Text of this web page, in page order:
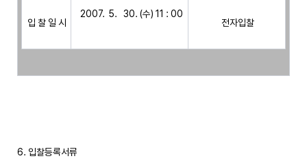
입 찰 일 시
  2007.  5.   30. (수) 11 : 00
전자입찰
6. 입찰등록서류